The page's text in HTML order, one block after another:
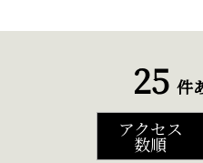
25 件
アクセス
数順